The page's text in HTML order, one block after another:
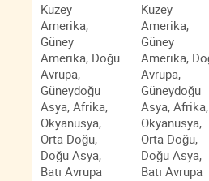
Kuzey
Amerika,
Güney
Amerika, Doğu
Avrupa,
Güneydoğu
Asya, Afrika,
Okyanusya,
Orta Doğu,
Doğu Asya,
Batı Avrupa
Kuzey
Amerika,
Güney
Amerika,
Avrupa,
Güneydoğu
Asya, Afrika,
Okyanusya,
Orta Doğu,
Doğu Asya,
Batı Avrupa